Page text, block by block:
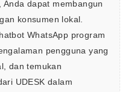
dapat membangun
konsumen lokal.
WhatsApp program
pengguna yang
dan temukan
UDESK dalam